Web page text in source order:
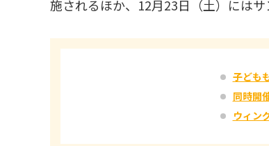
施されるほか、12月23日（土）にはサ
子ども
同時開
ウィン